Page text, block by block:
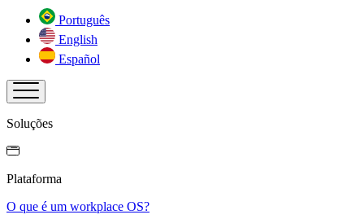
Português
English
Español
Soluções
Plataforma
O que é um workplace OS?